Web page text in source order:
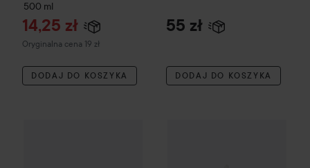
500 ml
Cena promocyjna
14,25 zł
Oryginalna cena 19 zł
Cena regularna 19 zł
DODAJ DO KOSZYKA
55 zł
DODAJ DO KOSZYKA